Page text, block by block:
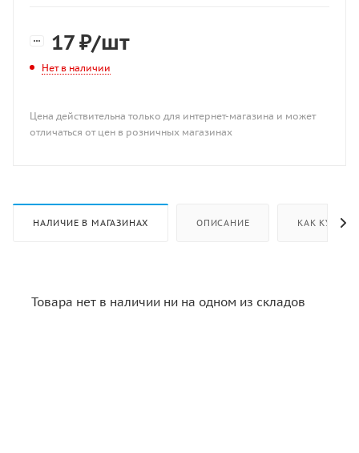
17₽/шт
Нет в наличии
Цена действительна только для интернет-магазина и может
отличаться от цен в розничных магазинах
НАЛИЧИЕ В МАГАЗИНАХ ОПИСАНИЕ КАК КУПИТЬ
Товара нет в наличии ни на одном из складов